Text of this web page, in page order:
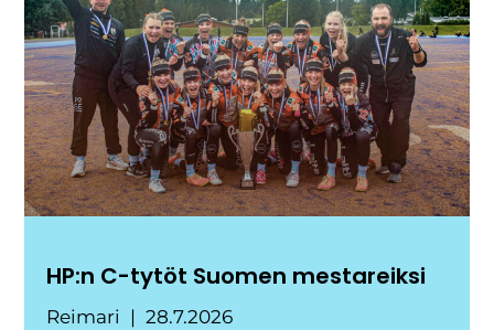
HP:n C-tytöt Suomen mestareiksi
Reimari 28.7.2026